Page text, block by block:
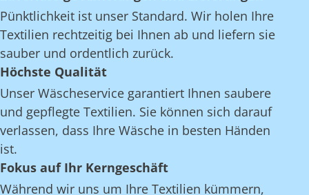
Pünktlichkeit ist unser Standard. Wir holen Ihre
Textilien rechtzeitig bei Ihnen ab und liefern sie
sauber und ordentlich zurück.
Höchste Qualität
Unser Wäscheservice garantiert Ihnen saubere
und gepflegte Textilien. Sie können sich darauf
verlassen, dass Ihre Wäsche in besten Händen
ist.
Fokus auf Ihr Kerngeschäft
Während wir uns um Ihre Textilien kümmern,